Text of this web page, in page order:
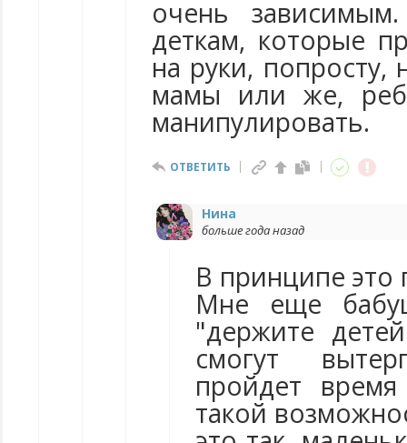
очень
деткам, которые
на руки, попросту,
мамы или же,
манипулировать.
ОТВЕТИТЬ
Нина
больше года назад
В принципе
Мне еще
"держите
смогут
пройдет
такой